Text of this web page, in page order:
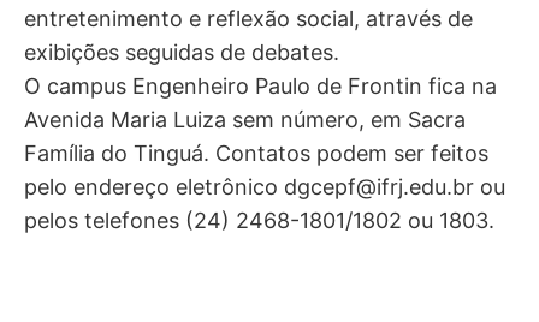
entretenimento e reflexão social, através de
exibições seguidas de debates.
O campus Engenheiro Paulo de Frontin fica na
Avenida Maria Luiza sem número, em Sacra
Família do Tinguá. Contatos podem ser feitos
pelo endereço eletrônico dgcepf@ifrj.edu.br ou
pelos telefones (24) 2468-1801/1802 ou 1803.